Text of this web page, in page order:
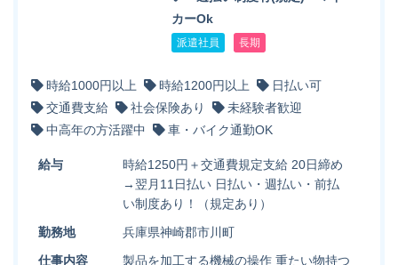
カーOk
派遣社員 長期
時給1000円以上 時給1200円以上
日払い可
交通費支給
社会保険あり
未経験者歓迎
中高年の方活躍中
車・バイク通勤OK
給与
時給1250円＋交通費規定支給 20日締め
→翌月11日払い 日払い・週払い・前払
い制度あり！（規定あり）
勤務地
兵庫県神崎郡市川町
仕事内容
製品を加工する機械の操作 重たい物持つ